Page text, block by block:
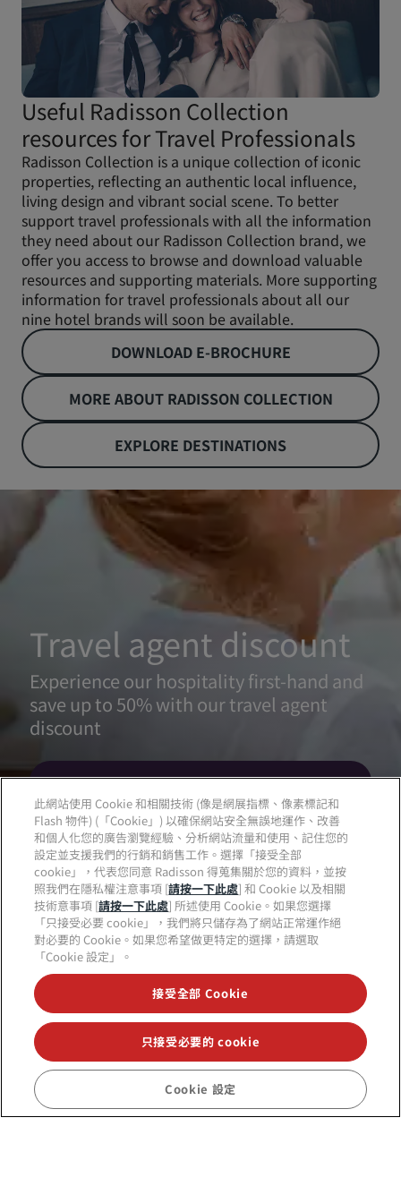
Useful Radisson Collection
resources for Travel Professionals
Radisson Collection is a unique collection of iconic
properties, reflecting an authentic local influence,
living design and vibrant social scene. To better
support travel professionals with all the information
they need about our Radisson Collection brand, we
offer you access to browse and download valuable
resources and supporting materials. More supporting
information for travel professionals about all our
nine hotel brands will soon be available.
DOWNLOAD E-BROCHURE
MORE ABOUT RADISSON COLLECTION
EXPLORE DESTINATIONS
Travel agent discount
Experience our hospitality first-hand and
save up to 50% with our travel agent
discount
LEARN MORE
此網站使用 Cookie 和相關技術 (像是網展指標、像素標記和
Flash 物件) (「Cookie」) 以確保網站安全無誤地運作、改善
和個人化您的廣告瀏覽經驗、分析網站流量和使用、記住您的
設定並支援我們的行銷和銷售工作。選擇「接受全部
cookie」，代表您同意 Radisson 得蒐集關於您的資料，並按
照我們在隱私權注意事項 [請按一下此處] 和 Cookie 以及相關
技術意事項 [請按一下此處] 所述使用 Cookie。如果您選擇
「只接受必要 cookie」，我們將只儲存為了網站正常運作絕
對必要的 Cookie。如果您希望做更特定的選擇，請選取
「Cookie 設定」。
接受全部 Cookie
只接受必要的 cookie
Cookie 設定